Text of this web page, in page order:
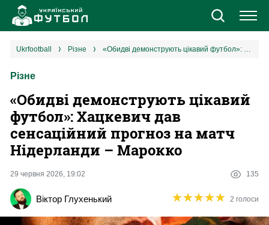
Новини
Єврокубки
УПЛ
ukrfootball різне «Обидві демонструють цікавий футбол»: Хацкевич дав сенсаційний прогноз на матч Нідерланди – Марокко
Різне
«Обидві демонструють цікавий
футбол»: Хацкевич дав
сенсаційний прогноз на матч
Нідерланди – Марокко
29 червня 2026, 19:02 135
Віктор Глухенький ★★★★★
★★★★★ 2 голоси